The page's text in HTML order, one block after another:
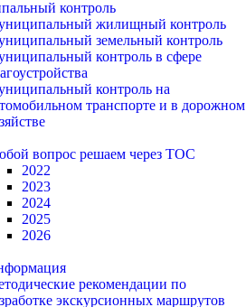
контроль
жилищный контроль
земельный контроль
контроль в сфере
контроль на
транспорте и в дорожном
вопрос решаем через ТОС
2022
2023
2024
2025
2026
рекомендации по
экскурсионных маршрутов